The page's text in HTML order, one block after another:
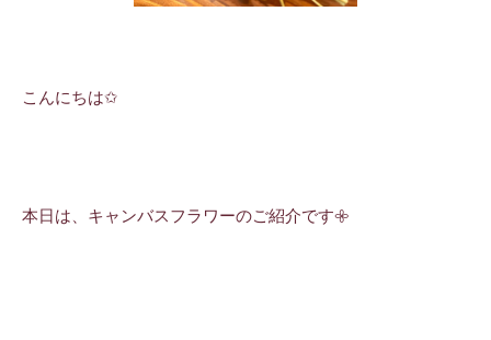
こんにちは✩
本日は、キャンバスフラワーのご紹介です𖧷